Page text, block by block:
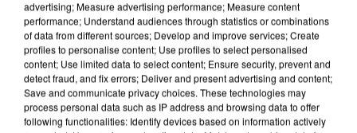
UNE TOURISTE DE L’OISE EMPORTÉE PAR UNE
advertising; Measure advertising performance; Measure content
performance; Understand audiences through statistics or combinations
of data from different sources; Develop and improve services; Create
profiles to personalise content; Use profiles to select personalised
content; Use limited data to select content; Ensure security, prevent and
detect fraud, and fix errors; Deliver and present advertising and content;
Save and communicate privacy choices. These technologies may
process personal data such as IP address and browsing data to offer
following functionalities: Identify devices based on information actively